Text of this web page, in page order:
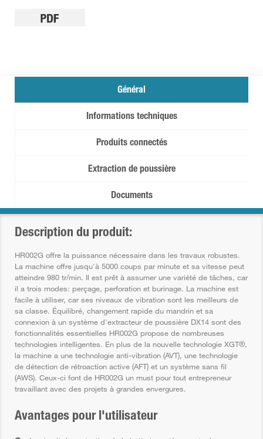
Général
Informations techniques
Produits connectés
Extraction de poussière
Documents
Description du produit:
HR002G offre la puissance nécessaire dans les travaux robustes.
La machine offre jusqu'à 5000 coups par minute et sa vitesse peut
atteindre 980 tr/min. Il est prêt à assumer une variété de tâches, car
il a trois modes: perçage, perforation et burinage. La machine est
facile à utiliser, car ses niveaux de vibration sont les meilleurs de
sa classe. Équilibré, changement rapide du mandrin et sa
connexion à un système d'extracteur de poussière DX14 sont des
fonctionnalités essentielles HR002G propose de nombreuses
technologies intelligentes. En plus de la nouvelle technologie XGT®,
la machine a une technologie anti-vibration (AVT), une technologie
de détection de rétroaction active (AFT) et un système sans fil
(AWS). Ceux-ci font de HR002G un must pour tout entrepreneur
travaillant avec des projets à grandes envergures.
Avantages pour l'utilisateur